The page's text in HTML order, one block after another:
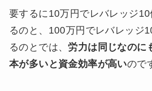
要するに10万円でレバレッジ
るのと、100万円でレバレッジ
るのとでは、労力は同じなのに
本が多いと資金効率が高いので